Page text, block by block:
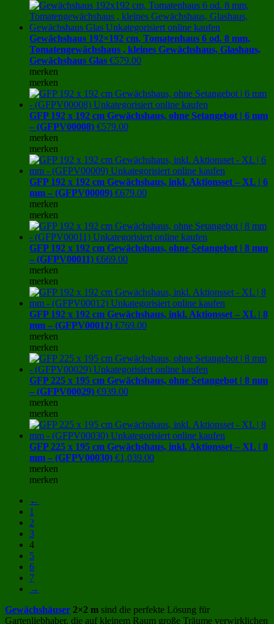
Gewächshaus 192×192 cm, Tomatenhaus 6 od. 8 mm,
Tomatengewächshaus , kleines Gewächshaus, Glashaus,
Gewächshaus Glas €579.00
merken
merken
GFP 192 x 192 cm Gewächshaus, ohne Setangebot | 6 mm
– (GFPV00008) €579.00
merken
merken
GFP 192 x 192 cm Gewächshaus, inkl. Aktionsset – XL | 6
mm – (GFPV00009) €679.00
merken
merken
GFP 192 x 192 cm Gewächshaus, ohne Setangebot | 8 mm
– (GFPV00011) €669.00
merken
merken
GFP 192 x 192 cm Gewächshaus, inkl. Aktionsset – XL | 8
mm – (GFPV00012) €769.00
merken
merken
GFP 225 x 195 cm Gewächshaus, ohne Setangebot | 8 mm
– (GFPV00029) €939.00
merken
merken
GFP 225 x 195 cm Gewächshaus, inkl. Aktionsset – XL | 8
mm – (GFPV00030) €1,039.00
merken
merken
←
1
2
3
4
5
6
7
→
Gewächshäuser 2×2 m sind die perfekte Lösung für
Gartenliebhaber, die auf kleinem Raum große Träume verwirklichen